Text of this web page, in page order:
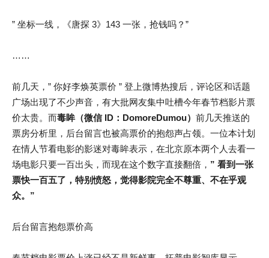
” 坐标一线，《唐探 3》143 一张，抢钱吗？”
……
前几天，” 你好李焕英票价 ” 登上微博热搜后，评论区和话题
广场出现了不少声音，有大批网友集中吐槽今年春节档影片票
价太贵。而毒眸（微信 ID：DomoreDumou） 前几天推送的
票房分析里，后台留言也被高票价的抱怨声占领。一位本计划
在情人节看电影的影迷对毒眸表示，在北京原本两个人去看一
场电影只要一百出头，而现在这个数字直接翻倍， ” 看到一张
票快一百五了，特别愤怒，觉得影院完全不尊重、不在乎观
众。”
后台留言抱怨票价高